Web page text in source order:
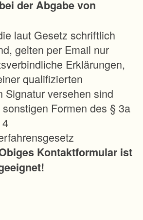
der Abgabe von
laut Gesetz schriftlich
gelten per Email nur
Erklärungen,
qualifizierten
Signatur versehen sind
Formen des § 3a
Kontaktformular ist